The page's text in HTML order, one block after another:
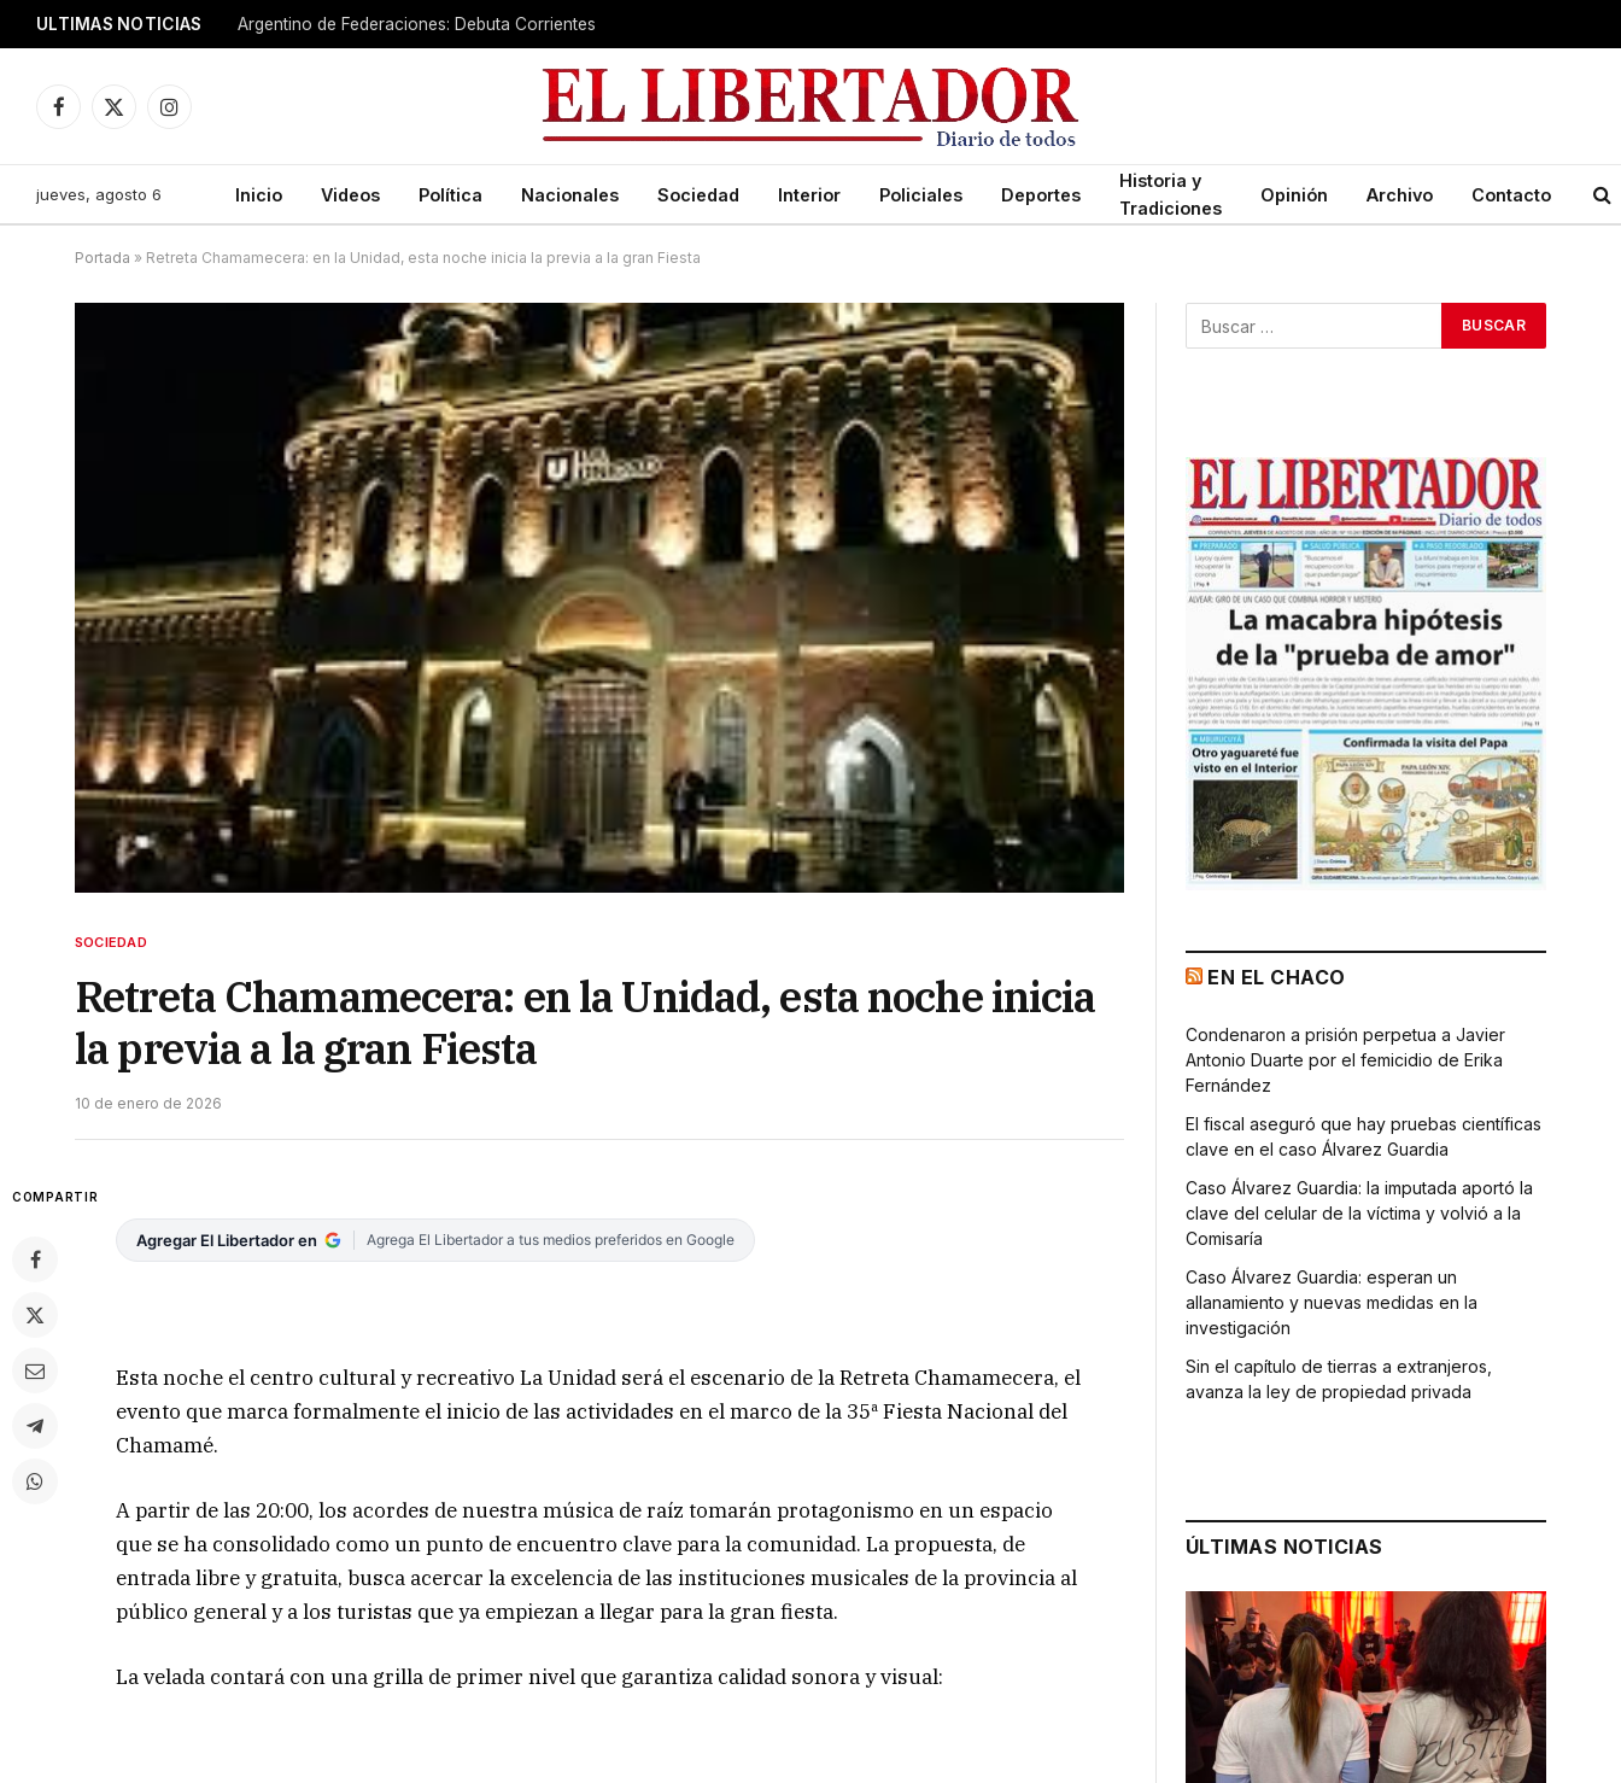
ULTIMAS NOTICIAS Argentino de Federaciones: Debuta Corrientes
Facebook
X
Instagram
jueves, agosto 6 Inicio Videos Política Nacionales Sociedad Interior Policiales Deportes
Historia y
Tradiciones
Opinión Archivo Contacto
Portada » Retreta Chamamecera: en la Unidad, esta noche inicia la previa a la gran Fiesta
SOCIEDAD
Retreta Chamamecera: en la Unidad, esta noche inicia
la previa a la gran Fiesta
10 de enero de 2026
COMPARTIR
Agregar El Libertador en Agrega El Libertador a tus medios preferidos en Google
Esta noche el centro cultural y recreativo La Unidad será el escenario de la Retreta Chamamecera, el
evento que marca formalmente el inicio de las actividades en el marco de la 35ª Fiesta Nacional del
Chamamé.
A partir de las 20:00, los acordes de nuestra música de raíz tomarán protagonismo en un espacio
que se ha consolidado como un punto de encuentro clave para la comunidad. La propuesta, de
entrada libre y gratuita, busca acercar la excelencia de las instituciones musicales de la provincia al
público general y a los turistas que ya empiezan a llegar para la gran fiesta.
La velada contará con una grilla de primer nivel que garantiza calidad sonora y visual:
EN EL CHACO
Condenaron a prisión perpetua a Javier
Antonio Duarte por el femicidio de Erika
Fernández
El fiscal aseguró que hay pruebas científicas
clave en el caso Álvarez Guardia
Caso Álvarez Guardia: la imputada aportó la
clave del celular de la víctima y volvió a la
Comisaría
Caso Álvarez Guardia: esperan un
allanamiento y nuevas medidas en la
investigación
Sin el capítulo de tierras a extranjeros,
avanza la ley de propiedad privada
ÚLTIMAS NOTICIAS